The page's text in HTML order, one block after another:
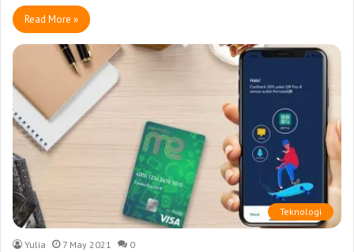
Read More »
Teknologi
Yulia 7 May 2021 0